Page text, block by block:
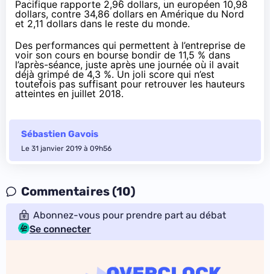
Pacifique rapporte 2,96 dollars, un européen 10,98
dollars, contre 34,86 dollars en Amérique du Nord
et 2,11 dollars dans le reste du monde.
Des performances qui permettent à l’entreprise de
voir son cours en bourse bondir de 11,5 % dans
l’après-séance, juste après une journée où il avait
déjà grimpé de 4,3 %. Un joli score qui n’est
toutefois pas suffisant pour retrouver les hauteurs
atteintes en juillet 2018.
Sébastien Gavois
Le 31 janvier 2019 à 09h56
Commentaires (10)
Abonnez-vous pour prendre part au débat
Se connecter